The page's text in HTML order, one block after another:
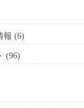
報 (6)
(96)